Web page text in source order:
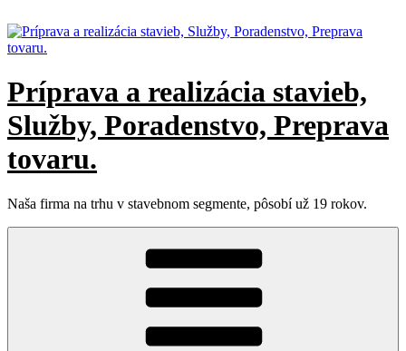
Príprava a realizácia stavieb,
Služby, Poradenstvo, Preprava
tovaru.
Naša firma na trhu v stavebnom segmente, pôsobí už 19 rokov.